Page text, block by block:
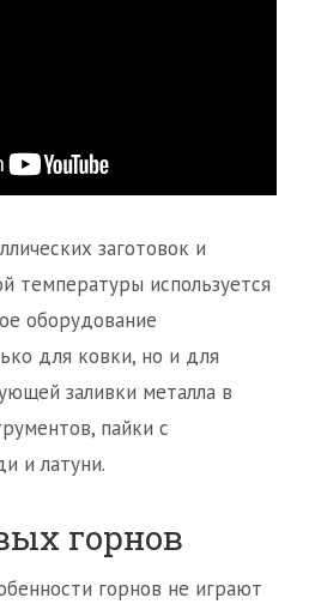
заготовок и
температуры используется
оборудование
для ковки, но и для
заливки металла в
пайки с
и латуни.
горнов
горнов не играют